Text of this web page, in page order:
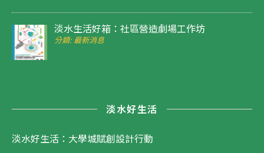
淡水生活好箱：社區營造劇場工作坊
分類: 最新消息
淡水好生活
淡水好生活：大學城賦創設計行動